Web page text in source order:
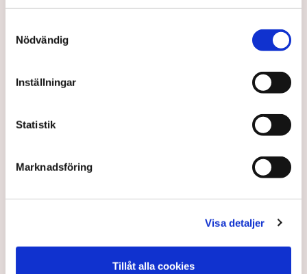
Nödvändig
Inställningar
Statistik
Marknadsföring
Visa detaljer
Tillåt alla cookies
Norge mot maktskifte
Vallokalerna i Norge har stängt. Den första